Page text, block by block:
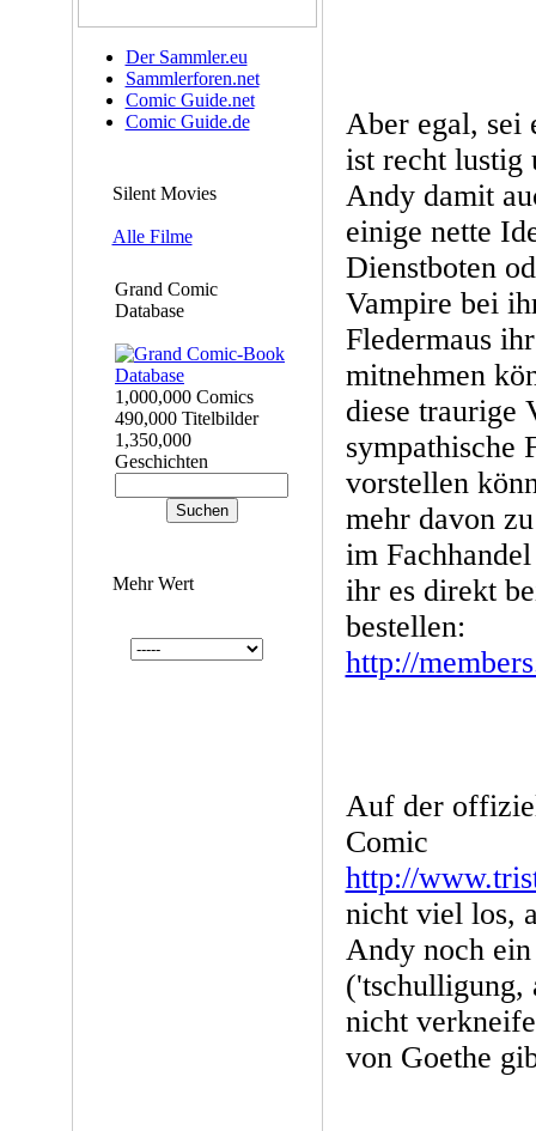
Der Sammler.eu
Sammlerforen.net
Comic Guide.net
Comic Guide.de
Silent Movies
Alle Filme
Grand Comic
Database
1,000,000 Comics
490,000 Titelbilder
1,350,000
Geschichten
Mehr Wert
Aber egal, sei
ist recht lustig
Andy damit
einige nette
Dienstboten
Vampire bei
Fledermaus
mitnehmen
diese traurige
sympathische
vorstellen
mehr davon
im
ihr es direkt
bestellen:
http://
Auf der
Comic
http://
nicht viel los,
Andy noch
('tschulligung,
nicht
von Goethe